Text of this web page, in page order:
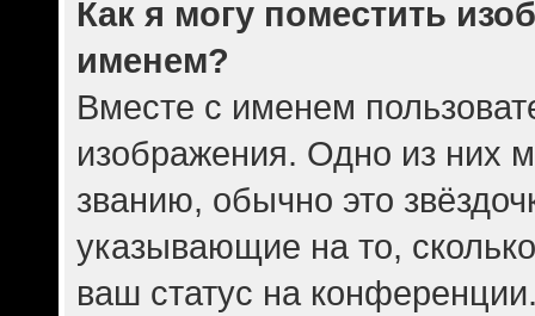
Как я могу поместить
именем?
Вместе с именем
изображения. Одно из них
званию, обычно это
указывающие на то,
ваш статус на